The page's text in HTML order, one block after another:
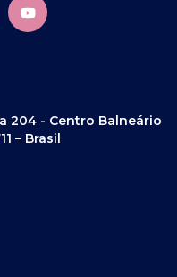
204 - Centro Balneário
– Brasil